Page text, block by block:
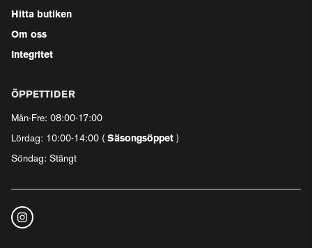
Hitta butiken
Om oss
Integritet
ÖPPETTIDER
Mån-Fre: 08:00-17:00
Lördag: 10:00-14:00 ( Säsongsöppet )
Söndag: Stängt